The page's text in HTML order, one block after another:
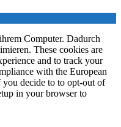
Computer. Dadurch
These cookies are
and to track your
with the European
decide to to opt-out of
in your browser to